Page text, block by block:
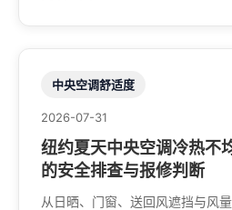
中央空调舒适度
2026-07-31
纽约夏天中央空调冷热不
的安全排查与报修判断
从日晒、门窗、送回风遮挡与风